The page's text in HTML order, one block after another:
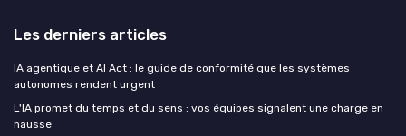
Les derniers articles
IA agentique et AI Act : le guide de conformité que les systèmes
autonomes rendent urgent
L'IA promet du temps et du sens : vos équipes signalent une charge en
hausse